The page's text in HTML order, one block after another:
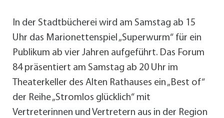
In der Stadtbücherei wird am Samstag ab 15
Uhr das Marionettenspiel „Superwurm“ für ein
Publikum ab vier Jahren aufgeführt. Das Forum
84 präsentiert am Samstag ab 20 Uhr im
Theaterkeller des Alten Rathauses ein „Best of“
der Reihe „Stromlos glücklich“ mit
Vertreterinnen und Vertretern aus in der Region